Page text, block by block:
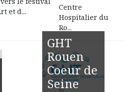
et d...
Centre
Hospitalier du
Ro...
GHT
Rouen
Coeur de
Seine